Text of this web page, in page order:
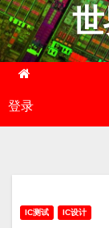
登录
IC测试 IC设计